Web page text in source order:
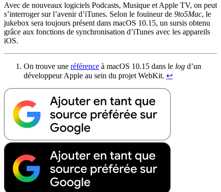
Avec de nouveaux logiciels Podcasts, Musique et Apple TV, on peut
s’interroger sur l’avenir d’iTunes. Selon le fouineur de 9to5Mac, le
jukebox sera toujours présent dans macOS 10.15, un sursis obtenu
grâce aux fonctions de synchronisation d’iTunes avec les appareils
iOS.
On trouve une référence à macOS 10.15 dans le log d’un
développeur Apple au sein du projet WebKit. ↩︎